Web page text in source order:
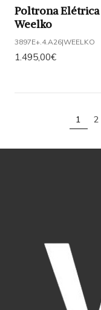
Poltrona Elétrica
Weelko
3897E+.4.A26|WEELKO
1.495,00€
1 2